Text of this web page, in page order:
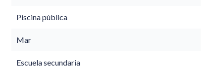
Piscina pública
Mar
Escuela secundaria